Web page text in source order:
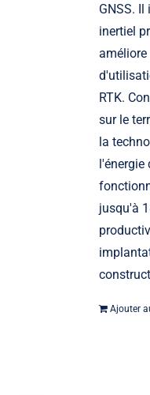
GNSS.
inertiel
RTK.
sur le
la
l'énergie
jusqu'à
Ajouter